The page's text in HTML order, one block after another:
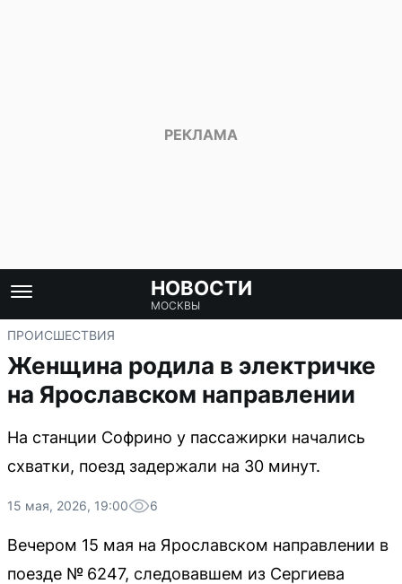
НОВОСТИ
МОСКВЫ
ПРОИСШЕСТВИЯ
Женщина родила в электричке
на Ярославском направлении
На станции Софрино у пассажирки начались
схватки, поезд задержали на 30 минут.
15 мая, 2026, 19:00 6
Вечером 15 мая на Ярославском направлении в
поезде № 6247, следовавшем из Сергиева